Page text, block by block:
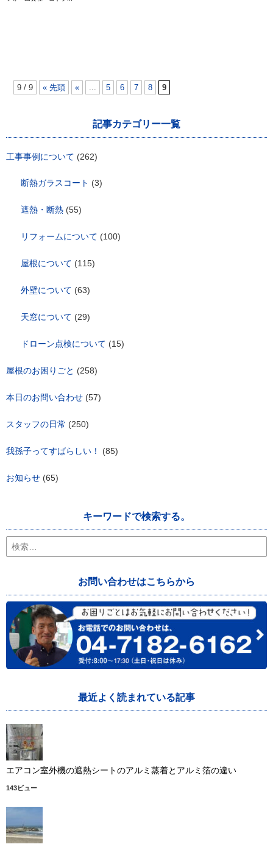
9 / 9 « 先頭 « ... 5 6 7 8 9
記事カテゴリー一覧
工事事例について (262)
断熱ガラスコート (3)
遮熱・断熱 (55)
リフォームについて (100)
屋根について (115)
外壁について (63)
天窓について (29)
ドローン点検について (15)
屋根のお困りごと (258)
本日のお問い合わせ (57)
スタッフの日常 (250)
我孫子ってすばらしい！ (85)
お知らせ (65)
キーワードで検索する。
検
索:
お問い合わせはこちらから
最近よく読まれている記事
エアコン室外機の遮熱シートのアルミ蒸着とアルミ箔の違い
143ビュー